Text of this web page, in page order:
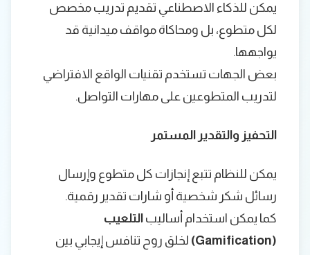
يمكن للذكاء الاصطناعي تقديم تدريب مخصص
لكل متطوع، بل ومحاكاة مواقف ميدانية قد
يواجهها.
بعض الجهات تستخدم تقنيات الواقع الافتراضي
لتدريب المتطوعين على مهارات التواصل.
التحفيز والتقدير المستمر
يمكن للنظام تتبع إنجازات كل متطوع وإرسال
رسائل شكر شخصية أو شارات تقدير رقمية.
كما يمكن استخدام أساليب التلعيب
(Gamification)
لخلق روح تنافس إيجابي بين